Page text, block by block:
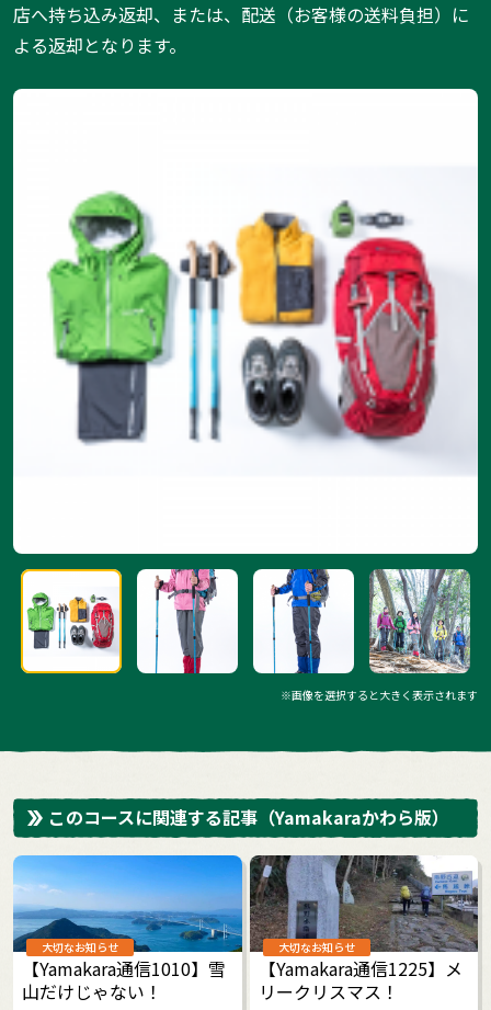
店へ持ち込み返却、または、配送（お客様の送料負担）に
よる返却となります。
※画像を選択すると大きく表示されます
このコースに関連する記事 （Yamakaraかわら版）
大切なお知らせ
【Yamakara通信1010】雪
山だけじゃない！
大切なお知らせ
【Yamakara通信1225】メ
リークリスマス！